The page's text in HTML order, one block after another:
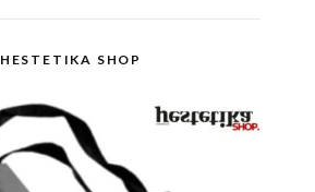
HESTETIKA SHOP